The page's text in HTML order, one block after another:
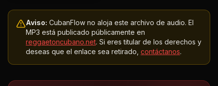
Aviso: CubanFlow no aloja este archivo de audio. El
MP3 está publicado públicamente en
reggaetoncubano.net. Si eres titular de los derechos y
deseas que el enlace sea retirado, contáctanos.